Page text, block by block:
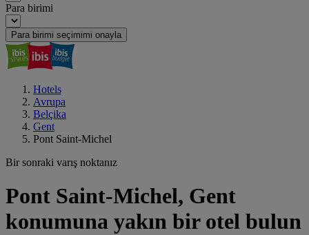
Para birimi
Para birimi seçimimi onayla
Hotels
Avrupa
Belçika
Gent
Pont Saint-Michel
Bir sonraki varış noktanız
Pont Saint-Michel, Gent
konumuna yakın bir otel bulun